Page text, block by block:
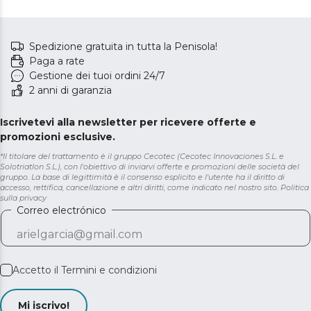
Spedizione gratuita in tutta la Penisola!
Paga a rate
Gestione dei tuoi ordini 24/7
2 anni di garanzia
Iscrivetevi alla newsletter per ricevere offerte e
promozioni esclusive.
*Il titolare del trattamento è il gruppo Cecotec (Cecotec Innovaciones S.L. e
Solotriatlon S.L.), con l'obiettivo di inviarvi offerte e promozioni delle società del
gruppo. La base di legittimità è il consenso esplicito e l'utente ha il diritto di
accesso, rettifica, cancellazione e altri diritti, come indicato nel nostro sito. Politica
sulla privacy
Correo electrónico
Accetto il Termini e condizioni
Mi iscrivo!